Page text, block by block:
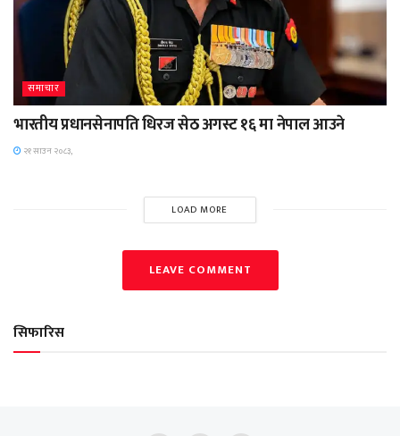
समाचार
भारतीय प्रधानसेनापति धिरज सेठ अगस्ट १६ मा नेपाल आउने
२१ साउन २०८३,
LOAD MORE
LEAVE COMMENT
सिफारिस